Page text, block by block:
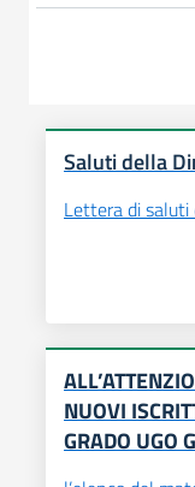
Saluti della
Lettera di saluti
NUOVI
GRADO UGO